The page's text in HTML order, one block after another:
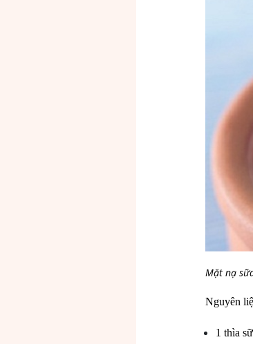
Mặt nạ
Nguyên
1 thìa